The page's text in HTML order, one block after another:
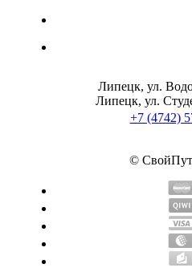
Жиросжигатели
Батончики и напитки
НАЗАД
Липецк, ул.
Липецк, ул.
+7 (4742)
©